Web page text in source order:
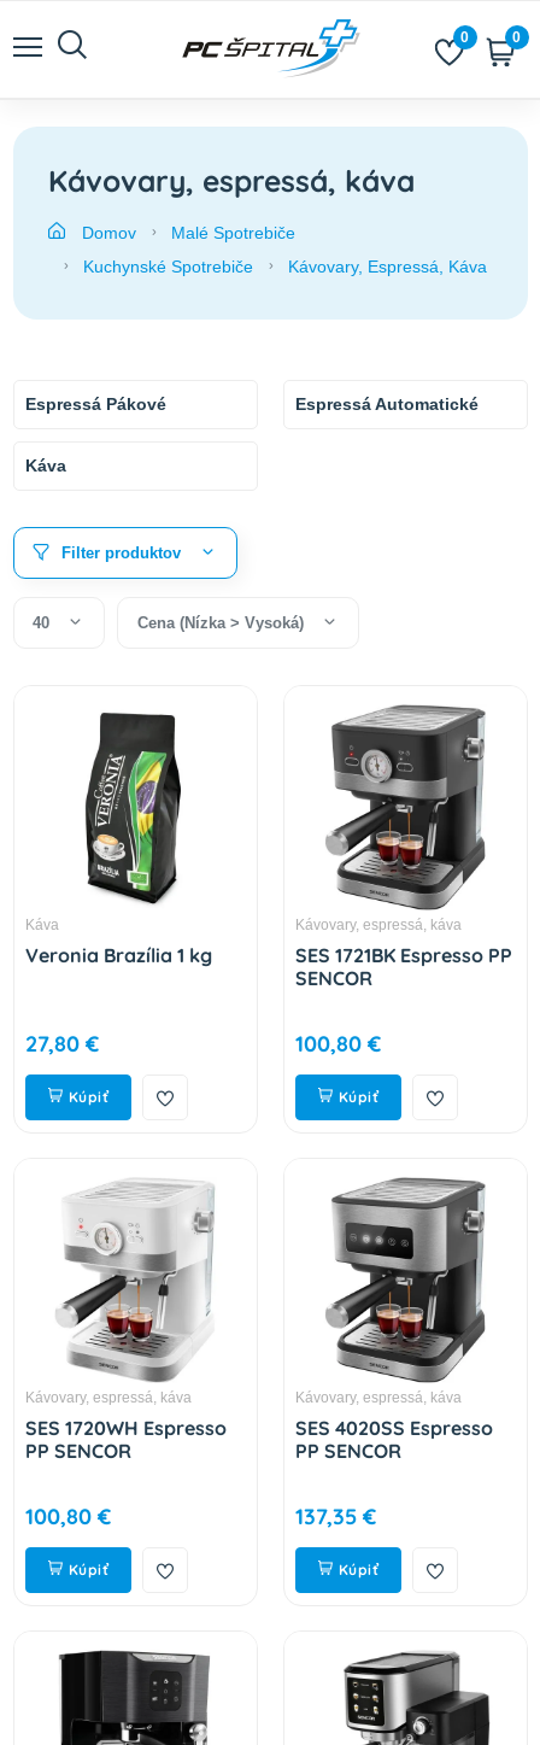
0 0
Kávovary, espressá, káva
Domov
Malé Spotrebiče
Kuchynské Spotrebiče
Kávovary, Espressá, Káva
Espressá Pákové Espressá Automatické
Káva
Filter produktov
40 Cena (Nízka > Vysoká)
Káva
Veronia Brazília 1 kg
27,80 €
Kúpiť
Kávovary, espressá, káva
SES 1721BK Espresso PP
SENCOR
100,80 €
Kúpiť
Kávovary, espressá, káva
SES 1720WH Espresso
PP SENCOR
100,80 €
Kúpiť
Kávovary, espressá, káva
SES 4020SS Espresso
PP SENCOR
137,35 €
Kúpiť